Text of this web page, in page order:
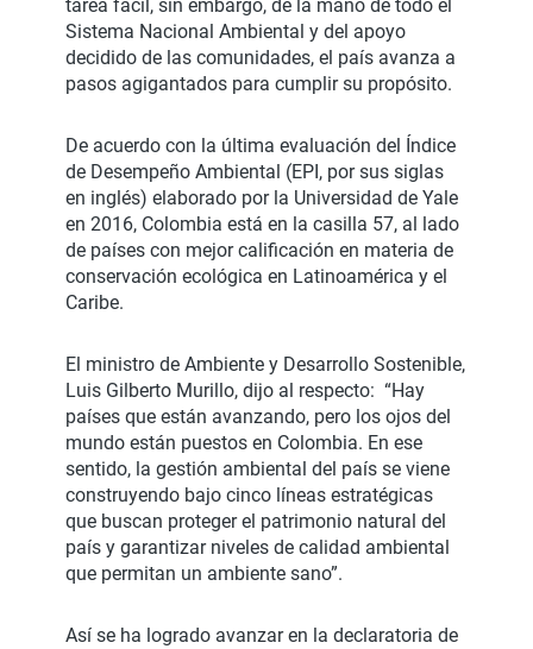
tarea fácil, sin embargo, de la mano de todo el
Sistema Nacional Ambiental y del apoyo
decidido de las comunidades, el país avanza a
pasos agigantados para cumplir su propósito.
De acuerdo con la última evaluación del Índice
de Desempeño Ambiental (EPI, por sus siglas
en inglés) elaborado por la Universidad de Yale
en 2016, Colombia está en la casilla 57, al lado
de países con mejor calificación en materia de
conservación ecológica en Latinoamérica y el
Caribe.
El ministro de Ambiente y Desarrollo Sostenible,
Luis Gilberto Murillo, dijo al respecto: “Hay
países que están avanzando, pero los ojos del
mundo están puestos en Colombia. En ese
sentido, la gestión ambiental del país se viene
construyendo bajo cinco líneas estratégicas
que buscan proteger el patrimonio natural del
país y garantizar niveles de calidad ambiental
que permitan un ambiente sano”.
Así se ha logrado avanzar en la declaratoria de